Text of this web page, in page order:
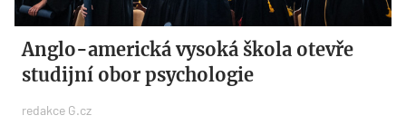
Anglo-americká vysoká škola otevře
studijní obor psychologie
redakce G.cz